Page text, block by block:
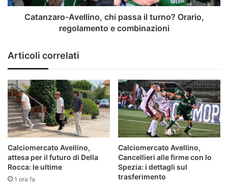
e
combinazioni
Catanzaro-Avellino, chi passa il turno? Orario,
regolamento e combinazioni
Articoli correlati
Calciomercato Avellino,
attesa per il futuro di Della
Rocca: le ultime
1 ora fa
Calciomercato Avellino,
Cancellieri alle firme con lo
Spezia: i dettagli sul
trasferimento